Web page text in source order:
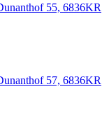
55, 6836KR
57, 6836KR